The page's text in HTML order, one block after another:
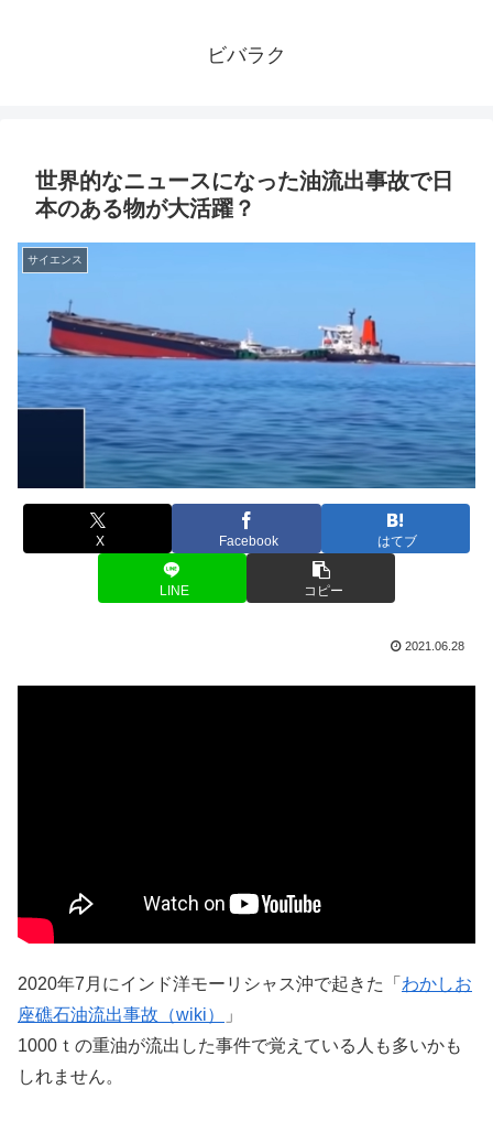
ビバラク
世界的なニュースになった油流出事故で日
本のある物が大活躍？
サイエンス
X Facebook はてブ
LINE コピー
2021.06.28
2020年7月にインド洋モーリシャス沖で起きた「 わかしお
座礁石油流出事故（wiki）
」
1000ｔの重油が流出した事件で覚えている人も多いかも
しれません。